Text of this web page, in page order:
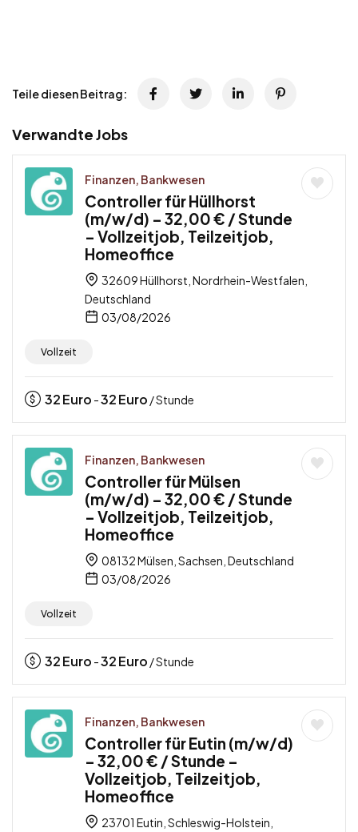
Teile diesen Beitrag:
Verwandte Jobs
Finanzen, Bankwesen
Controller für Hüllhorst
(m/w/d) – 32,00 € / Stunde
– Vollzeitjob, Teilzeitjob,
Homeoffice
32609 Hüllhorst, Nordrhein-Westfalen,
Deutschland
03/08/2026
Vollzeit
32Euro -32Euro / Stunde
Finanzen, Bankwesen
Controller für Mülsen
(m/w/d) – 32,00 € / Stunde
– Vollzeitjob, Teilzeitjob,
Homeoffice
08132 Mülsen, Sachsen, Deutschland
03/08/2026
Vollzeit
32Euro -32Euro / Stunde
Finanzen, Bankwesen
Controller für Eutin (m/w/d)
– 32,00 € / Stunde –
Vollzeitjob, Teilzeitjob,
Homeoffice
23701 Eutin, Schleswig-Holstein,